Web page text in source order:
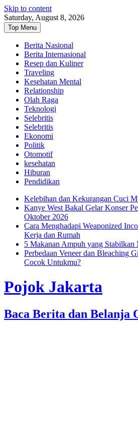
Skip to content
Saturday, August 8, 2026
Top Menu
Berita Nasional
Berita Internasional
Resep dan Kuliner
Traveling
Kesehatan Mental
Relationship
Olah Raga
Teknologi
Selebritis
Selebritis
Ekonomi
Politik
Otomotif
kesehatan
Hiburan
Pendidikan
Kelebihan dan Kekurangan Cuci
Kanye West Bakal Gelar Konser
Oktober 2026
Cara Menghadapi Weaponized
Kerja dan Rumah
5 Makanan Ampuh yang
Perbedaan Veneer dan Bleaching
Cocok Untukmu?
Pojok Jakarta
Baca Berita dan Belanja